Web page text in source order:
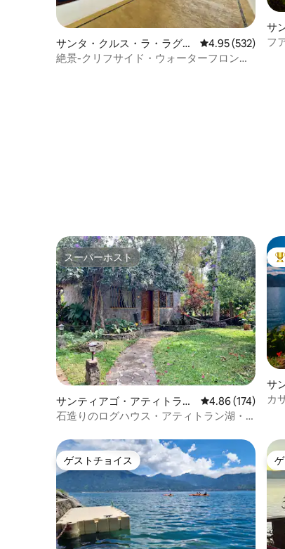
サンタ・クルス・ラ・ラグー
ナのマンション・アパート
レビュー532件、
4.95 (532)
絶景-クリフサイド・ウォーターフロン
サ
の
フ
スーパーホスト
スーパーホスト
サンティアゴ・アティトラン
のコテージ
レビュー174件、
4.86 (174)
石造りのログハウス・アティトラン湖・
サ
ナ
カ
ゲストチョイス
ゲストチョイス